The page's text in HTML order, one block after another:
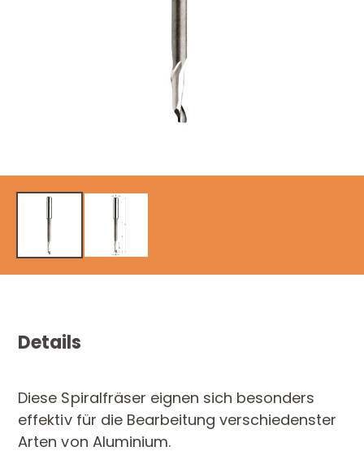
Details
Diese Spiralfräser eignen sich besonders
effektiv für die Bearbeitung verschiedenster
Arten von Aluminium.